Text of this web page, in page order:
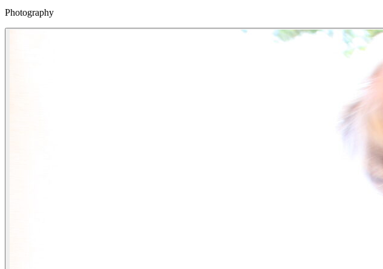
Photography